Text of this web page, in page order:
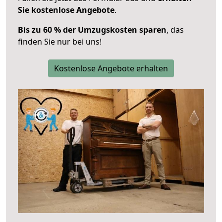
Sie kostenlose Angebote.
Bis zu 60 % der Umzugskosten sparen, das
finden Sie nur bei uns!
Kostenlose Angebote erhalten